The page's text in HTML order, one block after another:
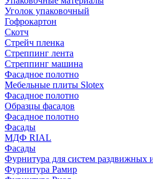
Уголок упаковочный
Гофрокартон
Скотч
Стрейч пленка
Стреппинг лента
Стреппинг машина
Фасадное полотно
Мебельные плиты Slotex
Фасадное полотно
Образцы фасадов
Фасадное полотно
Фасады
МДФ RIAL
Фасады
Фурнитура для систем раздвижных
Фурнитура Рамир